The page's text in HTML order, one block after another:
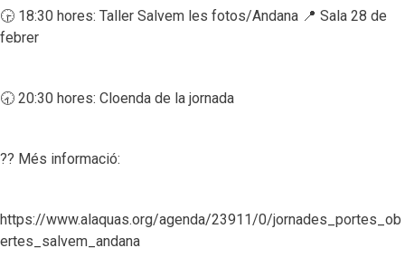
🕞 18:30 hores: Taller Salvem les fotos/Andana 📍 Sala 28 de
febrer
🕣 20:30 hores: Cloenda de la jornada
?? Més informació:
https://www.alaquas.org/agenda/23911/0/jornades_portes_ob
ertes_salvem_andana